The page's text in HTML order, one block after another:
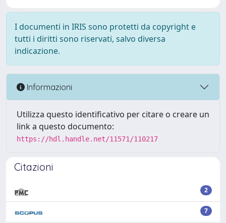
I documenti in IRIS sono protetti da copyright e
tutti i diritti sono riservati, salvo diversa
indicazione.
Informazioni
Utilizza questo identificativo per citare o creare un
link a questo documento:
https://hdl.handle.net/11571/110217
Citazioni
2
7